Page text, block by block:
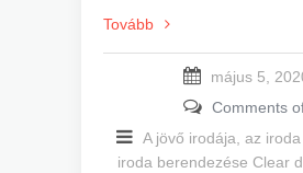
Tovább
május 5,
Comments
A jövő irodája, az iroda
iroda berendezése Clear